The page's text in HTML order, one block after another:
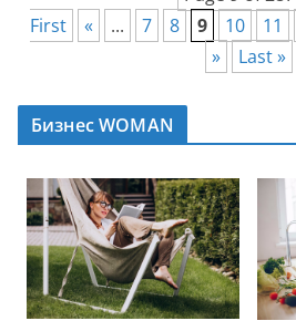
First
« ... 7 8 9 10 11
»
Last »
Бизнес WOMAN